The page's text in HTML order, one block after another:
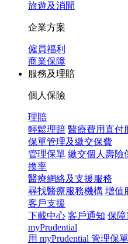
旅遊及消閒
企業方案
僱員福利
商業保障
服務及理賠
個人保險
理賠
輕鬆理賠 醫療費用直付
保單管理及繳交保費
管理保單 繳交個人壽險
換率
醫療網絡及支援服務
尋找醫療服務機構 增值
客戶支援
下載中心 客戶通知 保
myPrudential
用 myPrudential 管理保單